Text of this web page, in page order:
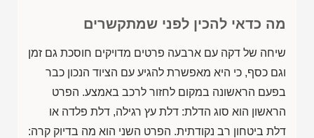
מה כדאי להכין לפני שמתקשרים
שיחה של דקה עם ארבעה פרטים מדויקים חוסכת גם זמן
וגם כסף, כי היא מאפשרת להגיע עם הציוד הנכון כבר
בפעם הראשונה במקום לחזור לרכב באמצע. הפרט
הראשון הוא סוג הדלת: דלת עץ רגילה, דלת פלדה או
דלת ביטחון רב נקודתית. הפרט השני הוא מה בדיוק קרה: